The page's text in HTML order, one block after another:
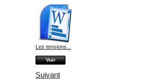
Les tensions...
Voir
Suivant